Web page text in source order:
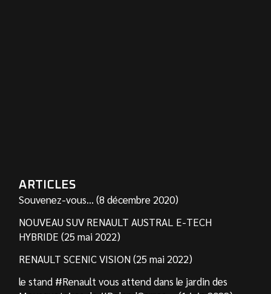
ARTICLES
Souvenez-vous… (8 décembre 2020)
NOUVEAU SUV RENAULT AUSTRAL E-TECH
HYBRIDE (25 mai 2022)
RENAULT SCENIC VISION (25 mai 2022)
le stand #Renault vous attend dans le jardin des